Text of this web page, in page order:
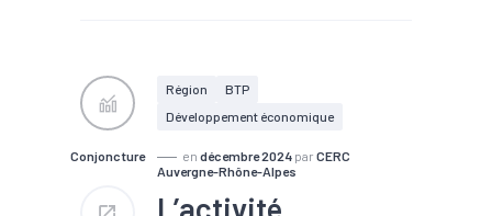
#Travaux publics
Conjoncture
Région
BTP
Développement économique
en décembre 2024 par CERC
Auvergne-Rhône-Alpes
L’activité